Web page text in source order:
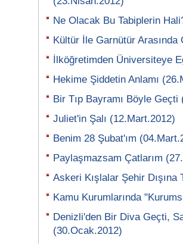
Ne Olacak Bu Tabiplerin
Kültür İle Garnütür
İlköğretimden Üniversiteye
Hekime Şiddetin Anlamı
Bir Tıp Bayramı Böyle
Juliet'in Şalı (12.Mart.2012)
Benim 28 Şubat'ım
Paylaşmazsam Çatlarım
Askeri Kışlalar Şehir Dışına
Kamu Kurumlarında
Denizli'den Bir Diva Geçti,
(30.Ocak.2012)